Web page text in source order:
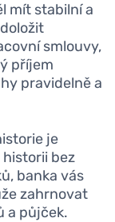
mít stabilní a
smlouvy,
příjem
pravidelně a
je
bez
banka vás
zahrnovat
a půjček.